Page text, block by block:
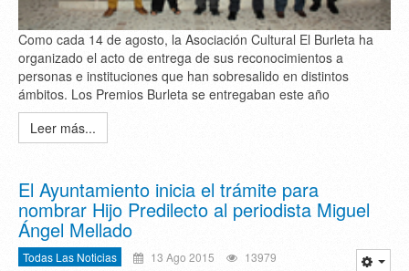
Como cada 14 de agosto, la Asociación Cultural El Burleta ha
organizado el acto de entrega de sus reconocimientos a
personas e instituciones que han sobresalido en distintos
ámbitos. Los Premios Burleta se entregaban este año
Leer más...
El Ayuntamiento inicia el trámite para
nombrar Hijo Predilecto al periodista Miguel
Ángel Mellado
Todas Las Noticias 13 Ago 2015 13979